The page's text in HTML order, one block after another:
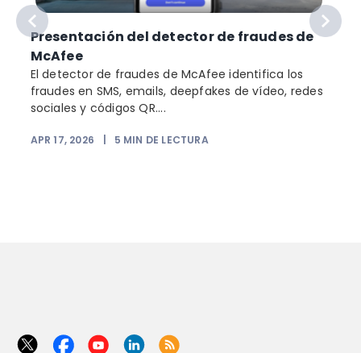
Presentación del detector de fraudes de
McAfee
El detector de fraudes de McAfee identifica los
fraudes en SMS, emails, deepfakes de vídeo, redes
sociales y códigos QR....
APR 17, 2026 5 MIN DE LECTURA